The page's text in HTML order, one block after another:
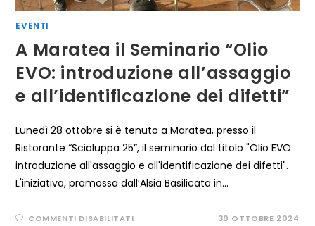
EVENTI
A Maratea il Seminario “Olio
EVO: introduzione all’assaggio
e all’identificazione dei difetti”
Lunedì 28 ottobre si è tenuto a Maratea, presso il
Ristorante “Scialuppa 25”, il seminario dal titolo "Olio EVO:
introduzione all'assaggio e all'identificazione dei difetti".
L'iniziativa, promossa dall’Alsia Basilicata in…
COMMENTI DISABILITATISU 30 OTTOBRE 2024